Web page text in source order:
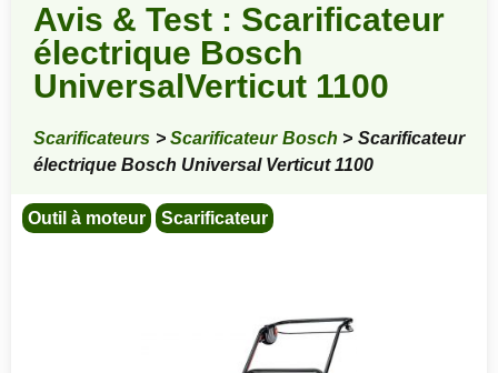
Avis & Test : Scarificateur
électrique Bosch
UniversalVerticut 1100
Scarificateurs >Scarificateur Bosch > Scarificateur
électrique Bosch Universal Verticut 1100
Outil à moteur Scarificateur